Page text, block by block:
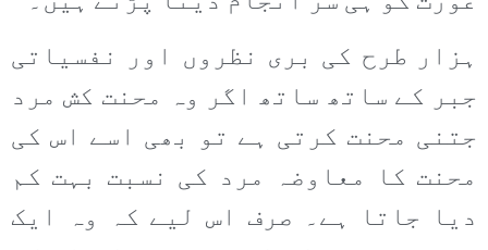
ہزار طرح کی بری نظروں اور نفسیاتی
جبر کے ساتھ ساتھ اگر وہ محنت کش مرد
جتنی محنت کرتی ہے تو بھی اسے اس کی
محنت کا معاوضہ مرد کی نسبت بہت کم
دیا جاتا ہے۔ صرف اس لیے کہ وہ ایک